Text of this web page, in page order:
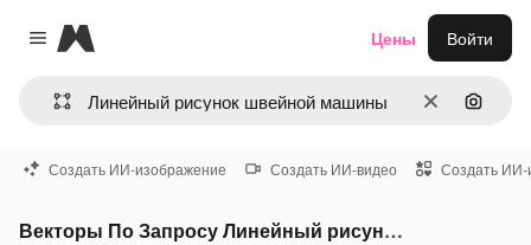
Close menu
Magnific
ОчиститьПоиск
Цены Войти
Создать ИИ-изображение Создать ИИ-видео Создать ИИ-
Векторы По Запросу Линейный рисунок швейной машины